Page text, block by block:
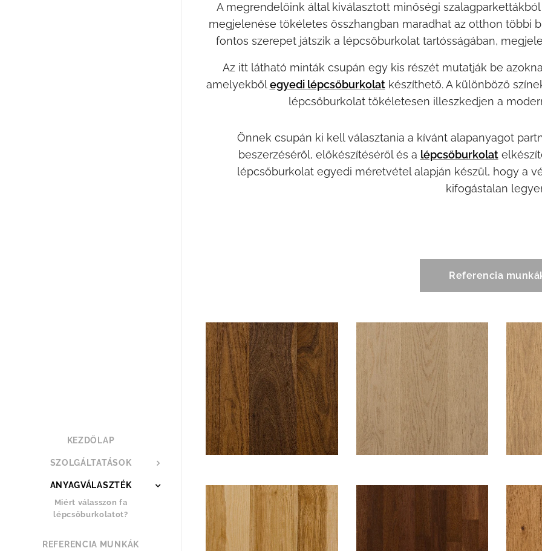
KEZDŐLAP
SZOLGÁLTATÁSOK
ANYAGVÁLASZTÉK
Miért válasszon fa
lépcsőburkolatot?
REFERENCIA MUNKÁK
A megrendelőink által kiválasztott minőségi
megjelenése tökéletes összhangban maradhat az otthon többi
fontos szerepet játszik a lépcsőburkolat tartósságában,
Az itt látható minták csupán egy kis részét mutatják be
amelyekbőlegyedi lépcsőburkolatkészíthető. A különböző
lépcsőburkolat tökéletesen illeszkedjen a
Önnek csupán ki kell választania a kívánt alapanyagot
beszerzéséről, előkészítéséről és a lépcsőburkolat
lépcsőburkolat egyedi méretvétel alapján készül, hogy a
kifogástalan
Referencia